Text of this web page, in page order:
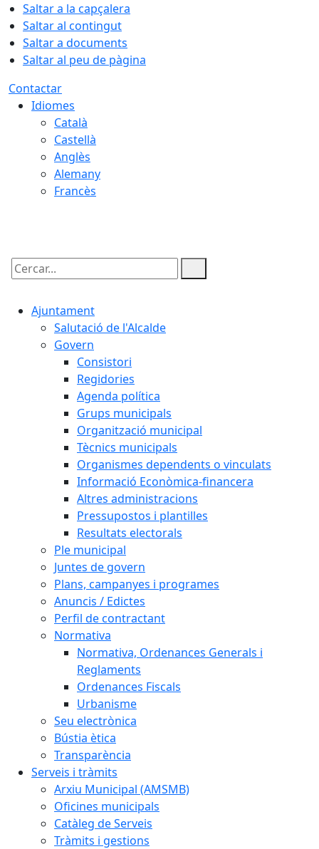
Saltar a la capçalera
Saltar al contingut
Saltar a documents
Saltar al peu de pàgina
Contactar
Idiomes
Català
Castellà
Anglès
Alemany
Francès
Cercar:
Ajuntament
Salutació de l'Alcalde
Govern
Consistori
Regidories
Agenda política
Grups municipals
Organització municipal
Tècnics municipals
Organismes dependents o vinculats
Informació Econòmica-financera
Altres administracions
Pressupostos i plantilles
Resultats electorals
Ple municipal
Juntes de govern
Plans, campanyes i programes
Anuncis / Edictes
Perfil de contractant
Normativa
Normativa, Ordenances Generals i
Reglaments
Ordenances Fiscals
Urbanisme
Seu electrònica
Bústia ètica
Transparència
Serveis i tràmits
Arxiu Municipal (AMSMB)
Oficines municipals
Catàleg de Serveis
Tràmits i gestions